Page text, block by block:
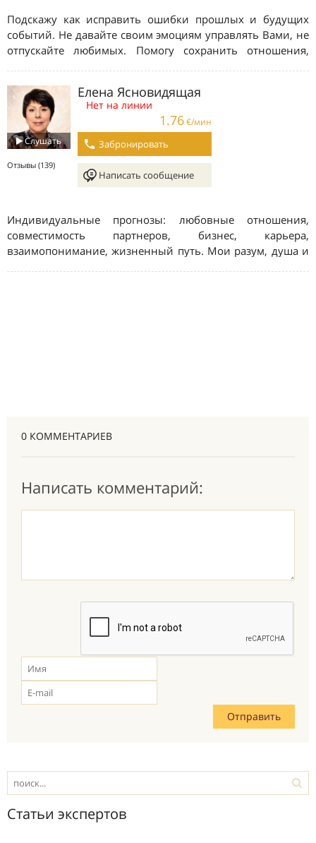
0 КОММЕНТАРИЕВ
Написать комментарий:
Статьи экспертов